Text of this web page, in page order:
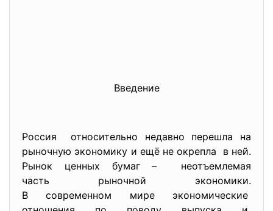
Введение
Россия относительно недавно перешла на
рыночную экономику и ещё не окрепла в ней.
Рынок ценных бумаг – неотъемлемая
часть рыночной экономики.
В современном мире экономические